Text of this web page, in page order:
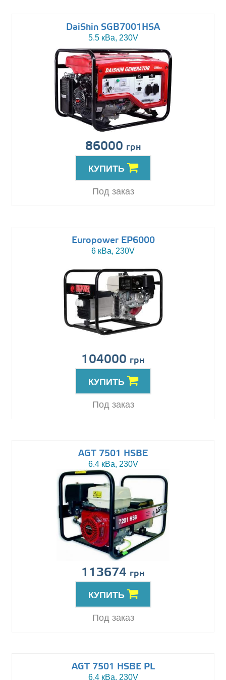
DaiShin SGB7001HSA
5.5 кВа, 230V
86000 грн
КУПИТЬ
Под заказ
Europower EP6000
6 кВа, 230V
104000 грн
КУПИТЬ
Под заказ
AGT 7501 HSBE
6.4 кВа, 230V
113674 грн
КУПИТЬ
Под заказ
AGT 7501 HSBE PL
6.4 кВа, 230V